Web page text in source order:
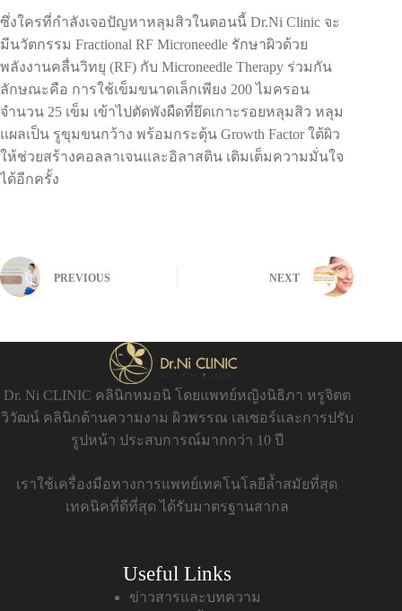
ซึ่งใครที่กำลังเจอปัญหาหลุมสิวในตอนนี้ Dr.Ni Clinic จะ
มีนวัตกรรม Fractional RF Microneedle รักษาผิวด้วย
พลังงานคลื่นวิทยุ (RF) กับ Microneedle Therapy ร่วมกัน
ลักษณะคือ การใช้เข็มขนาดเล็กเพียง 200 ไมครอน
จำนวน 25 เข็ม เข้าไปตัดพังผืดที่ยึดเกาะรอยหลุมสิว หลุม
แผลเป็น รูขุมขนกว้าง พร้อมกระตุ้น Growth Factor ใต้ผิว
ให้ช่วยสร้างคอลลาเจนและอิลาสติน เติมเต็มความมั่นใจ
ได้อีกครั้ง
PREVIOUS NEXT
Dr. Ni CLINIC คลินิกหมอนิ โดยแพทย์หญิงนิธิภา หรูจิตต
วิวัฒน์ คลินิกด้านความงาม ผิวพรรณ เลเซอร์และการปรับ
รูปหน้า ประสบการณ์มากกว่า 10 ปี
เราใช้เครื่องมือทางการแพทย์เทคโนโลยีล้ำสมัยที่สุด
เทคนิคที่ดีที่สุด ได้รับมาตรฐานสากล
Useful Links
ข่าวสารและบทความ